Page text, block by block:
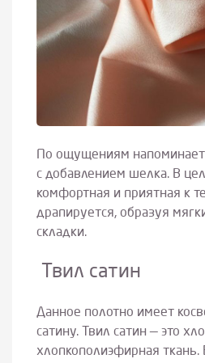
По ощущениям
с добавлением шелка. В
комфортная и приятная к
драпируется, образуя
складки.
Твил сатин
Данное полотно имеет
сатину. Твил сатин — это
хлопкополиэфирная ткань.